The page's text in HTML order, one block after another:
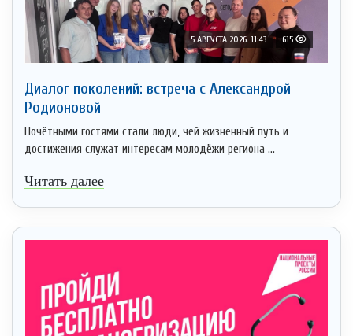
5 АВГУСТА 2026, 11:43 615
Диалог поколений: встреча с Александрой
Родионовой
Почётными гостями стали люди, чей жизненный путь и
достижения служат интересам молодёжи региона ...
Читать далее